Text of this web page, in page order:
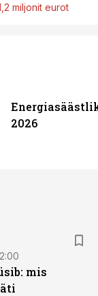
miljonit eurot
2026
mis